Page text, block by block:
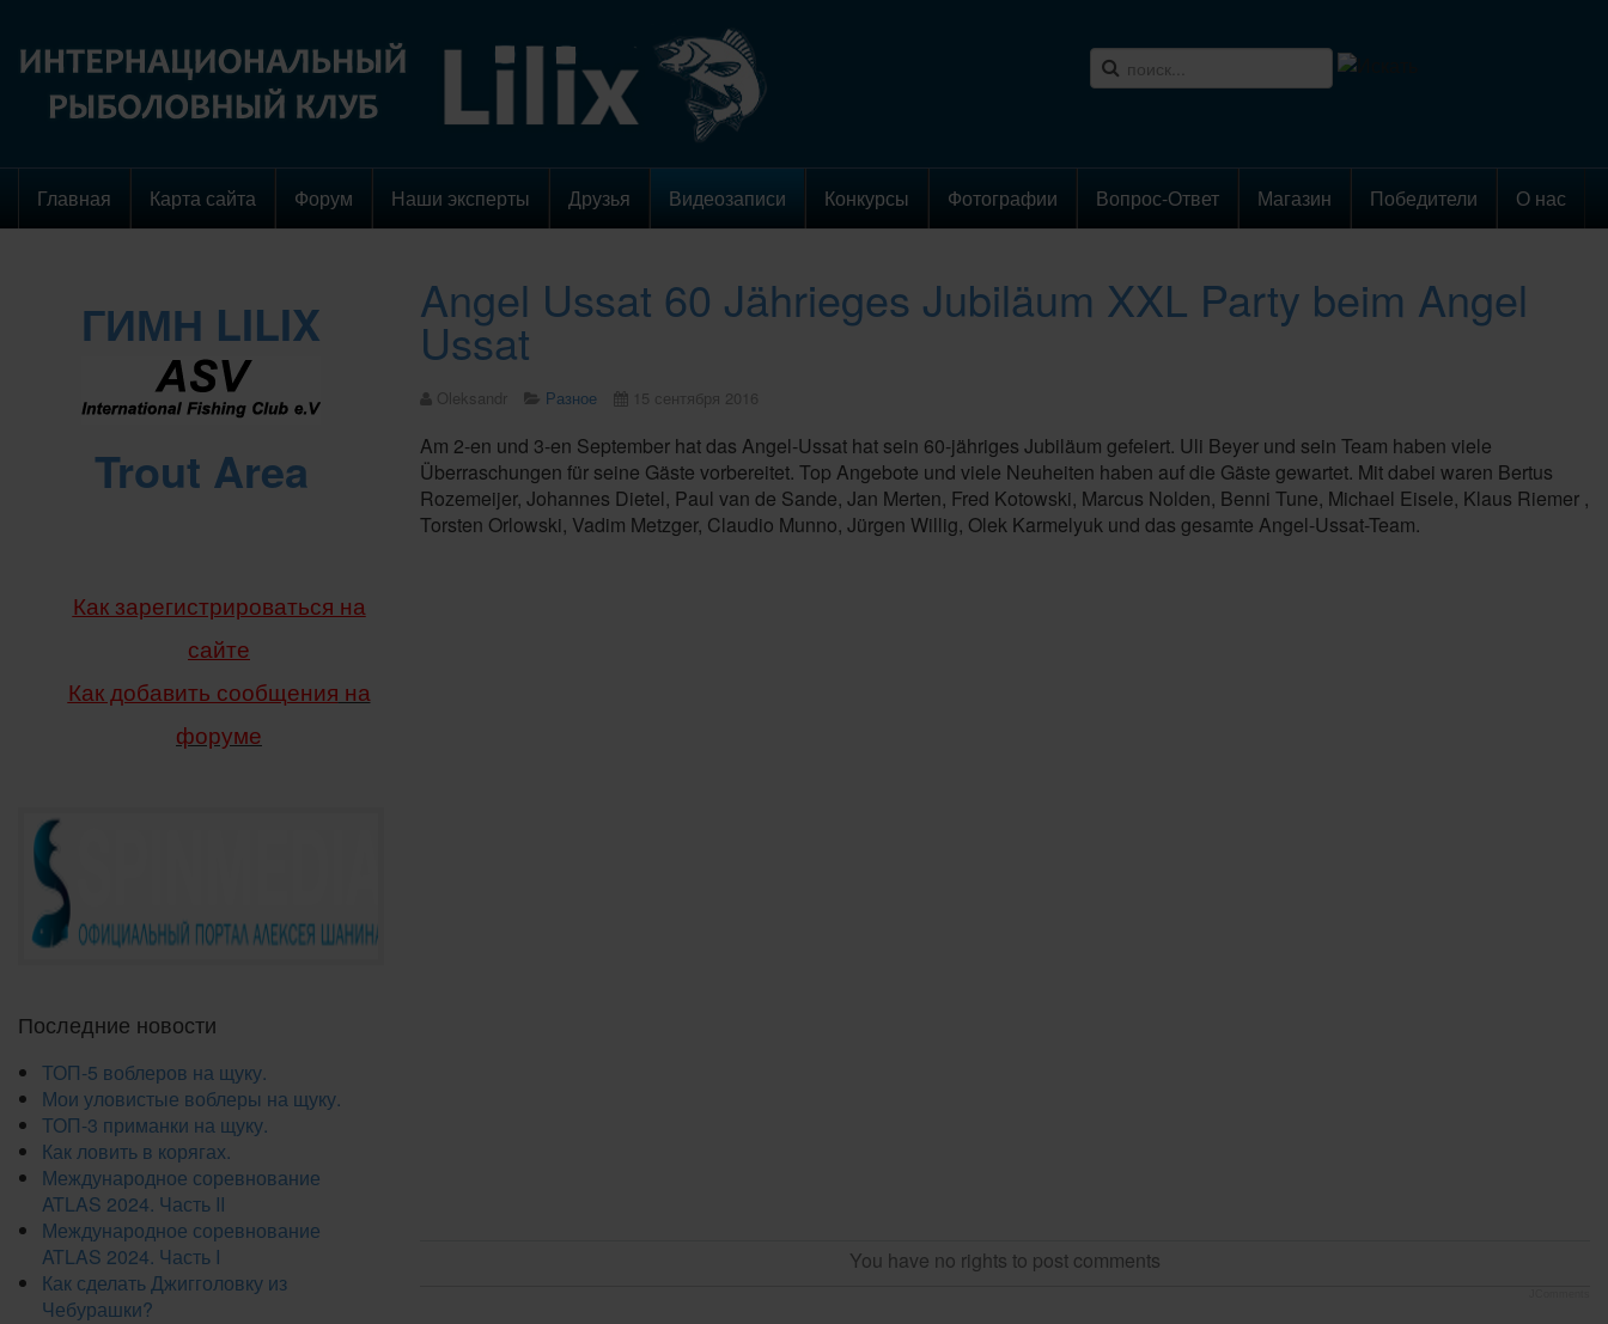
Главная Карта сайта Форум Наши эксперты Друзья Видеозаписи Конкурсы Фотографии Вопрос-Ответ Магазин Победители О нас
Angel Ussat 60 Jährieges Jubiläum XXL Party beim Angel
Ussat
Oleksandr Разное 15 сентября 2016
Am 2-en und 3-en September hat das Angel-Ussat hat sein 60-jähriges Jubiläum gefeiert. Uli Beyer und sein Team haben viele
Überraschungen für seine Gäste vorbereitet. Top Angebote und viele Neuheiten haben auf die Gäste gewartet. Mit dabei waren Bertus
Rozemeijer, Johannes Dietel, Paul van de Sande, Jan Merten, Fred Kotowski, Marcus Nolden, Benni Tune, Michael Eisele, Klaus Riemer ,
Torsten Orlowski, Vadim Metzger, Claudio Munno, Jürgen Willig, Olek Karmelyuk und das gesamte Angel-Ussat-Team.
You have no rights to post comments
ГИМН LILIX
Trout Area
Как зарегистрироваться на
сайте
Как добавить сообщения на
форуме
Последние новости
ТОП-5 воблеров на щуку.
Мои уловистые воблеры на щуку.
ТОП-3 приманки на щуку.
Как ловить в корягах.
Международное соревнование
ATLAS 2024. Часть II
Международное соревнование
ATLAS 2024. Часть I
Как сделать Джигголовку из
Чебурашки?